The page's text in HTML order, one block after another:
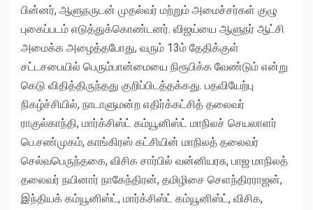
பின்னர், ஆளுநருடன் முதல்வர் மற்றும் அமைச்சர்கள் குழு
புகைப்படம் எடுத்துக்கொண்டனர். விஜய்யை ஆளுநர் ஆட்சி
அமைக்க அழைத்தபோது, வரும் 13ம் தேதிக்குள்
சட்டசபையில் பெரும்பான்மையை நிரூபிக்க வேண்டும் என்று
கெடு விதித்திருந்தது குறிப்பிடத்தக்கது. பதவியேற்பு
நிகழ்ச்சியில், நாடாளுமன்ற எதிர்க்கட்சித் தலைவர்
ராகுல்காந்தி, மார்க்சிஸ்ட் கம்யூனிஸ்ட் மாநிலச் செயலாளர்
பெ.சண்முகம், காங்கிரஸ் கட்சியின் மாநிலத் தலைவர்
செல்வபெருந்தகை, விசிக சார்பில் வன்னியரசு, பாஜ மாநிலத்
தலைவர் நயினார் நாகேந்திரன், தமிழிசை செளந்திரராஜன்,
இந்தியக் கம்யூனிஸ்ட், மார்க்சிஸ்ட் கம்யூனிஸ்ட், விசிக,